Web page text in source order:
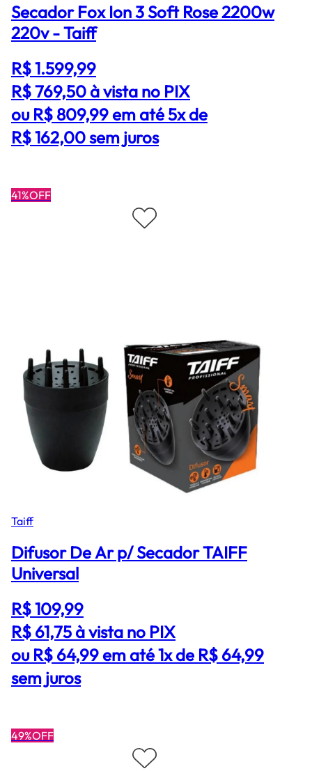
Secador Fox Ion 3 Soft Rose 2200w
220v - Taiff
R$ 1.599,99
R$ 769,50à vista no PIX
ou R$ 809,99 em até 5x de
R$ 162,00 sem juros
41%OFF
Taiff
Difusor De Ar p/ Secador TAIFF
Universal
R$ 109,99
R$ 61,75à vista no PIX
ou R$ 64,99 em até 1x de R$ 64,99
sem juros
49%OFF